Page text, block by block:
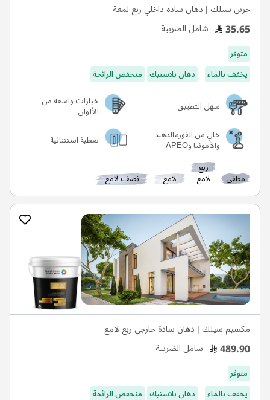
جرين سيلك | دهان سادة داخلي ربع لمعة
35.65 شامل الضريبة
متوفر
يخفف بالماء
دهان بلاستيك منخفض الرائحة
سهل التطبيق
خيارات واسعة من
الألوان
خالٍ من الفورمالدهيد
والأمونيا وAPEO تغطية استثنائية
مطفي
ربع
لامع لامع نصف لامع
مكسيم سيلك | دهان سادة خارجي ربع لامع
489.90 شامل الضريبة
متوفر
يخفف بالماء
دهان بلاستيك منخفض الرائحة